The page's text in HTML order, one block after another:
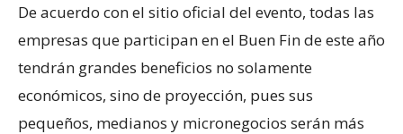
De acuerdo con el sitio oficial del evento, todas las
empresas que participan en el Buen Fin de este año
tendrán grandes beneficios no solamente
económicos, sino de proyección, pues sus
pequeños, medianos y micronegocios serán más